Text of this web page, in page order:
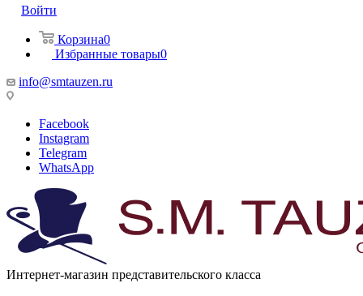
Войти
Корзина0
Избранные товары0
info@smtauzen.ru
Facebook
Instagram
Telegram
WhatsApp
Интернет-магазин представительского класса